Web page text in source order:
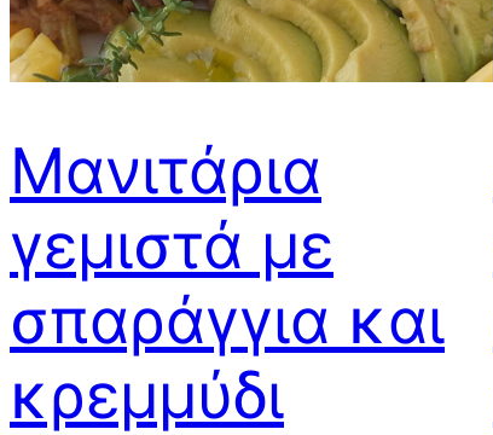
Μανιτάρια
γεμιστά με
σπαράγγια και
κρεμμύδι